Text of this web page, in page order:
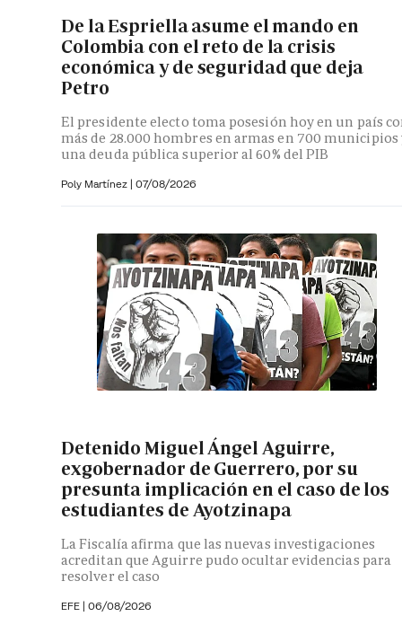
De la Espriella asume el mando en
Colombia con el reto de la crisis
económica y de seguridad que deja
Petro
El presidente electo toma posesión hoy en un país
más de 28.000 hombres en armas en 700 municipios
una deuda pública superior al 60% del PIB
Poly Martínez | 07/08/2026
Detenido Miguel Ángel Aguirre,
exgobernador de Guerrero, por su
presunta implicación en el caso de los
estudiantes de Ayotzinapa
La Fiscalía afirma que las nuevas investigaciones
acreditan que Aguirre pudo ocultar evidencias para
resolver el caso
EFE | 06/08/2026